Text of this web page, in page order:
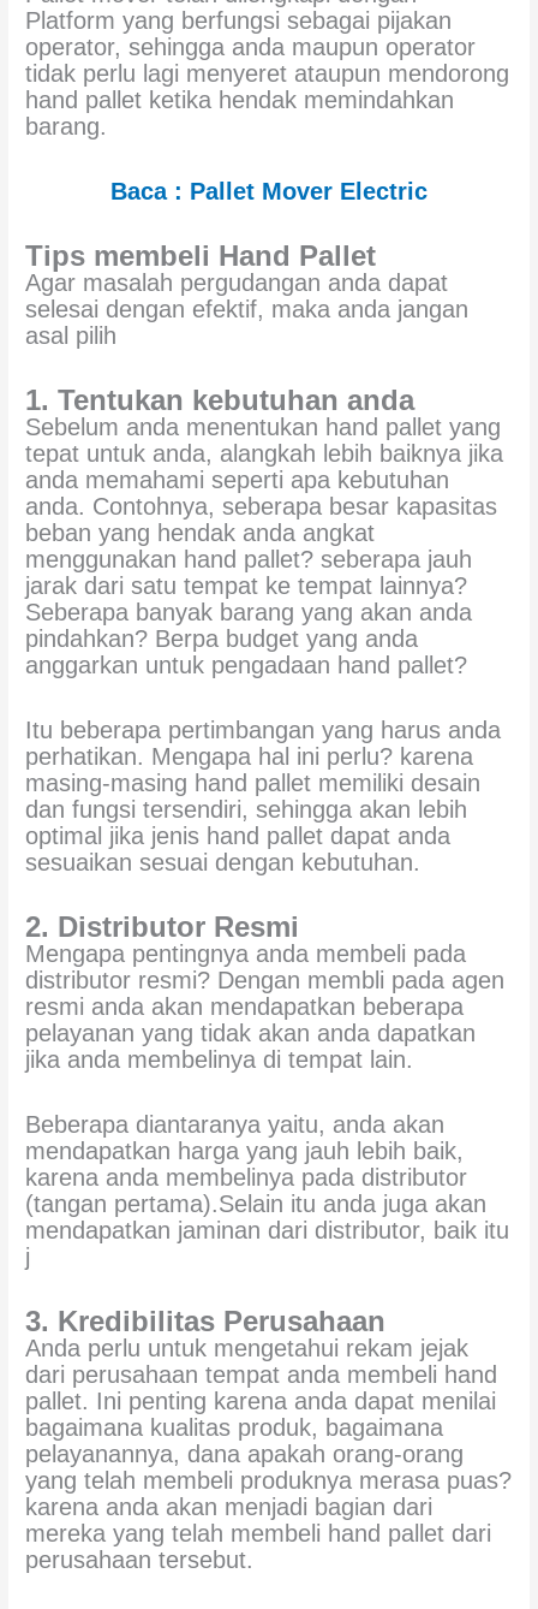
Platform yang berfungsi sebagai pijakan
operator, sehingga anda maupun operator
tidak perlu lagi menyeret ataupun mendorong
hand pallet ketika hendak memindahkan
barang.
Baca : Pallet Mover Electric
Tips membeli Hand Pallet
Agar masalah pergudangan anda dapat
selesai dengan efektif, maka anda jangan
asal pilih
1. Tentukan kebutuhan anda
Sebelum anda menentukan hand pallet yang
tepat untuk anda, alangkah lebih baiknya jika
anda memahami seperti apa kebutuhan
anda. Contohnya, seberapa besar kapasitas
beban yang hendak anda angkat
menggunakan hand pallet? seberapa jauh
jarak dari satu tempat ke tempat lainnya?
Seberapa banyak barang yang akan anda
pindahkan? Berpa budget yang anda
anggarkan untuk pengadaan hand pallet?
Itu beberapa pertimbangan yang harus anda
perhatikan. Mengapa hal ini perlu? karena
masing-masing hand pallet memiliki desain
dan fungsi tersendiri, sehingga akan lebih
optimal jika jenis hand pallet dapat anda
sesuaikan sesuai dengan kebutuhan.
2. Distributor Resmi
Mengapa pentingnya anda membeli pada
distributor resmi? Dengan membli pada agen
resmi anda akan mendapatkan beberapa
pelayanan yang tidak akan anda dapatkan
jika anda membelinya di tempat lain.
Beberapa diantaranya yaitu, anda akan
mendapatkan harga yang jauh lebih baik,
karena anda membelinya pada distributor
(tangan pertama).Selain itu anda juga akan
mendapatkan jaminan dari distributor, baik itu
j
3. Kredibilitas Perusahaan
Anda perlu untuk mengetahui rekam jejak
dari perusahaan tempat anda membeli hand
pallet. Ini penting karena anda dapat menilai
bagaimana kualitas produk, bagaimana
pelayanannya, dana apakah orang-orang
yang telah membeli produknya merasa puas?
karena anda akan menjadi bagian dari
mereka yang telah membeli hand pallet dari
perusahaan tersebut.